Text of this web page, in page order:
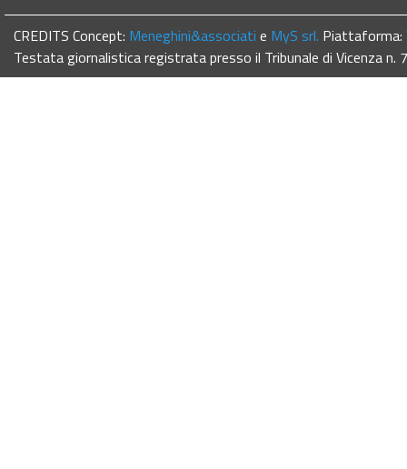
CREDITS Concept: Meneghini&associati e MyS srl. Piattaforma:
Testata giornalistica registrata presso il Tribunale di Vicenza n.